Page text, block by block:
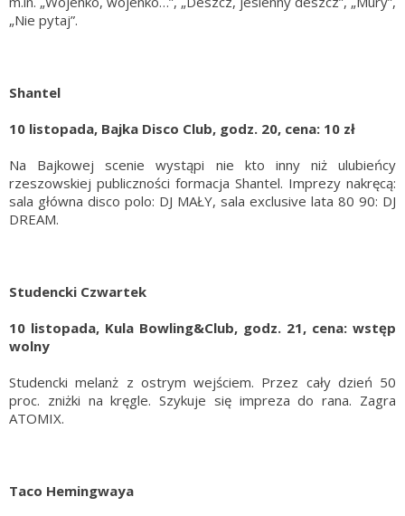
„Nie pytaj”.
Shantel
10 listopada, Bajka Disco Club, godz. 20, cena: 10 zł
Na Bajkowej scenie wystąpi nie kto inny niż ulubieńcy
rzeszowskiej publiczności formacja Shantel. Imprezy nakręcą:
sala główna disco polo: DJ MAŁY, sala exclusive lata 80 90: DJ
DREAM.
Studencki Czwartek
10 listopada, Kula Bowling&Club, godz. 21, cena: wstęp
wolny
Studencki melanż z ostrym wejściem. Przez cały dzień 50
proc. zniżki na kręgle. Szykuje się impreza do rana. Zagra
ATOMIX.
Taco Hemingwaya